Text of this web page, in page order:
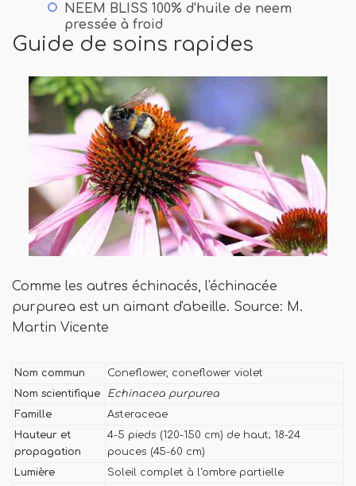
NEEM BLISS 100% d'huile de neem
pressée à froid
Guide de soins rapides
Comme les autres échinacés, l'échinacée
purpurea est un aimant d'abeille. Source: M.
Martin Vicente
Nom commun
Coneflower, coneflower violet
Nom scientifique
Echinacea purpurea
Famille
Asteraceae
Hauteur et
propagation
4-5 pieds (120-150 cm) de haut; 18-24
pouces (45-60 cm)
Lumière
Soleil complet à l'ombre partielle